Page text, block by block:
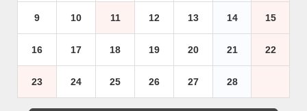
9 10 11 12 13 14 15
16 17 18 19 20 21 22
23 24 25 26 27 28